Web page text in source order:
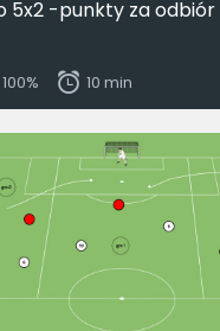
5x2 -punkty za odbiór
10 min